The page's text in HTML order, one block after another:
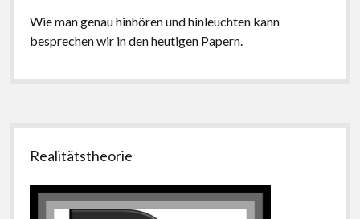
Wie man genau hinhören und hinleuchten kann
besprechen wir in den heutigen Papern.
Seitenleiste
Realitätstheorie